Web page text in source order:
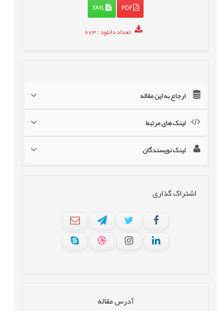
PDF
XML
تعداد دانلود: 973
ارجاع به این مقاله
لینک های مرتبط
لینک نویسندگان
اشتراک گذاری
آدرس مقاله